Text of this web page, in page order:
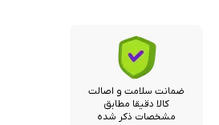
ضمانت سلامت و اصالت
کالا دقیقا مطابق
مشخصات ذکر شده